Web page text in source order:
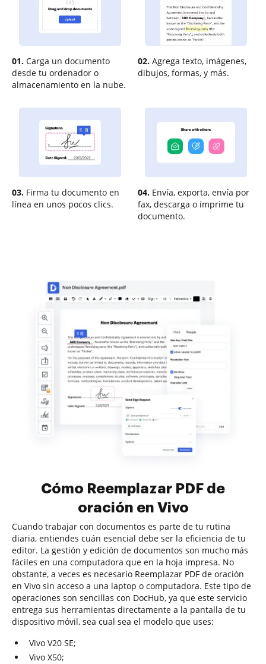
01. Carga un documento
desde tu ordenador o
almacenamiento en la nube.
02. Agrega texto, imágenes,
dibujos, formas, y más.
03. Firma tu documento en
línea en unos pocos clics.
04. Envía, exporta, envía por
fax, descarga o imprime tu
documento.
Cómo Reemplazar PDF de
oración en Vivo
Cuando trabajar con documentos es parte de tu rutina
diaria, entiendes cuán esencial debe ser la eficiencia de tu
editor. La gestión y edición de documentos son mucho más
fáciles en una computadora que en la hoja impresa. No
obstante, a veces es necesario Reemplazar PDF de oración
en Vivo sin acceso a una laptop o computadora. Este tipo de
operaciones son sencillas con DocHub, ya que este servicio
entrega sus herramientas directamente a la pantalla de tu
dispositivo móvil, sea cual sea el modelo que uses:
Vivo V20 SE;
Vivo X50;